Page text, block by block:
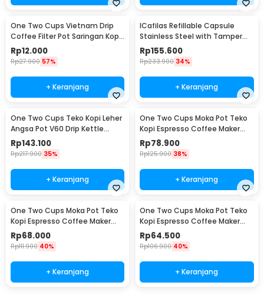
One Two Cups Vietnam Drip
Coffee Filter Pot Saringan Kopi
114ml 6Q - LC1
Rp12.000
Rp27.900 57%
+ Keranjang
ICafilas Refillable Capsule
Stainless Steel with Tamper
for Nespresso - F456
Rp155.600
Rp233.900 34%
+ Keranjang
One Two Cups Teko Kopi Leher
Angsa Pot V60 Drip Kettle
960ml - RF-15
Rp143.100
Rp217.900 35%
+ Keranjang
One Two Cups Moka Pot Teko
Kopi Espresso Coffee Maker
Stovetop 6 Cup 300ml - Z21
Rp78.900
Rp125.900 38%
+ Keranjang
One Two Cups Moka Pot Teko
Kopi Espresso Coffee Maker
Stovetop 4 Cup 200ml - Z21
Rp68.000
Rp111.900 40%
+ Keranjang
One Two Cups Moka Pot Teko
Kopi Espresso Coffee Maker
Stovetop 2 Cup 100ml - Z21
Rp64.500
Rp106.900 40%
+ Keranjang